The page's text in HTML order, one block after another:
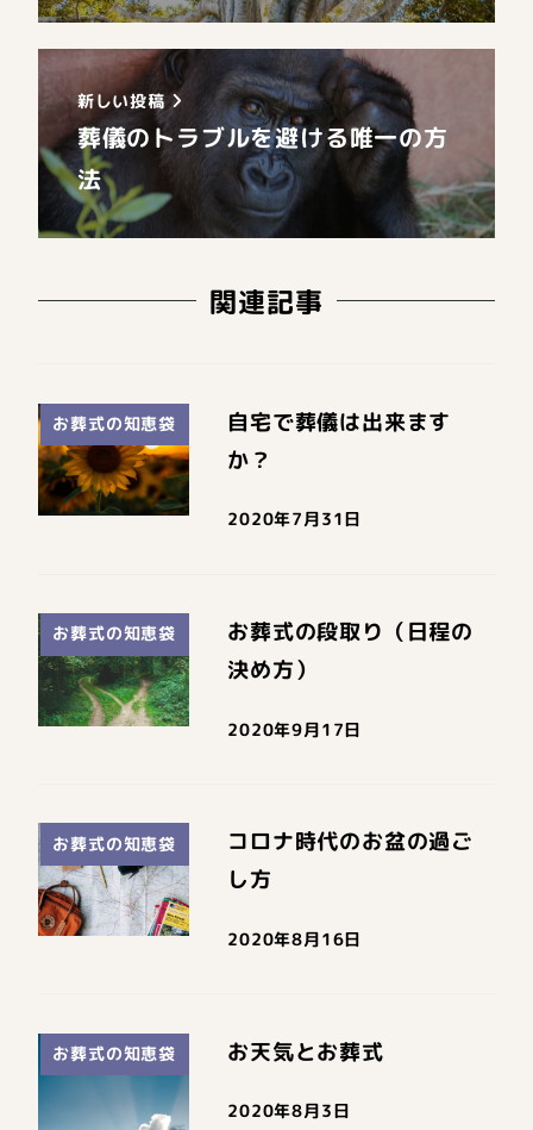
新しい投稿
葬儀のトラブルを避ける唯一の方
法
関連記事
お葬式の知恵袋
自宅で葬儀は出来ます
か？
2020年7月31日
お葬式の知恵袋
お葬式の段取り（日程の
決め方）
2020年9月17日
お葬式の知恵袋
コロナ時代のお盆の過ご
し方
2020年8月16日
お葬式の知恵袋 お天気とお葬式
2020年8月3日